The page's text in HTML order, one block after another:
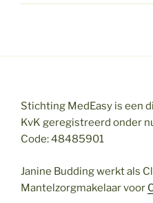
Stichting MedEasy is een
KvK geregistreerd onder
Code: 48485901
Janine Budding werkt als
Mantelzorgmakelaar voor